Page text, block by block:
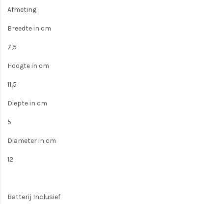
Afmeting
Breedte in cm
7,5
Hoogte in cm
11,5
Diepte in cm
5
Diameter in cm
12
Batterij Inclusief